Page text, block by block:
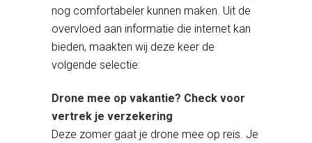
nog comfortabeler kunnen maken. Uit de
overvloed aan informatie die internet kan
bieden, maakten wij deze keer de
volgende selectie:
Drone mee op vakantie? Check voor
vertrek je verzekering
Deze zomer gaat je drone mee op reis. Je